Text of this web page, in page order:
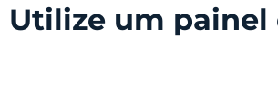
Utilize um